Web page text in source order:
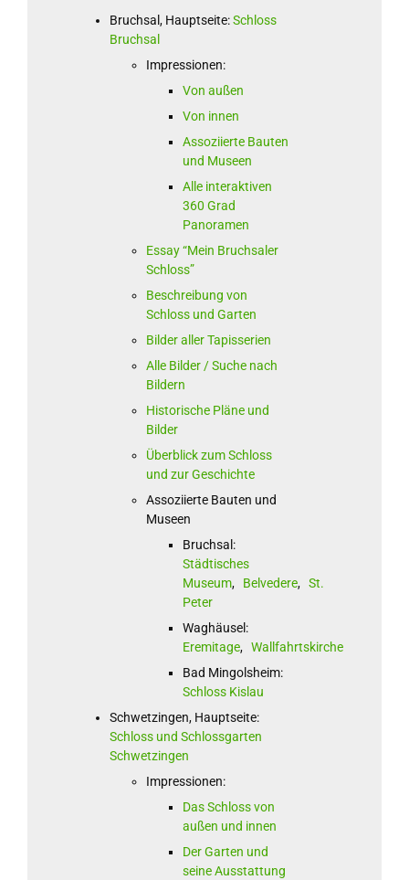
Bruchsal, Hauptseite:Schloss
Bruchsal
Impressionen:
Von außen
Von innen
Assoziierte Bauten
und Museen
Alle interaktiven
360 Grad
Panoramen
Essay “Mein Bruchsaler
Schloss”
Beschreibung von
Schloss und Garten
Bilder aller Tapisserien
Alle Bilder / Suche nach
Bildern
Historische Pläne und
Bilder
Überblick zum Schloss
und zur Geschichte
Assoziierte Bauten und
Museen
Bruchsal:
Städtisches
Museum, Belvedere, St.
Peter
Waghäusel:
Eremitage, Wallfahrtskirche
Bad Mingolsheim:
Schloss Kislau
Schwetzingen, Hauptseite:
Schloss und Schlossgarten
Schwetzingen
Impressionen:
Das Schloss von
außen und innen
Der Garten und
seine Ausstattung